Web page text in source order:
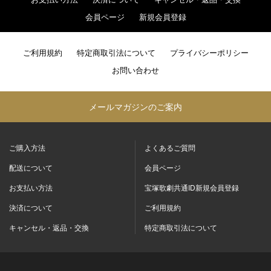
会員ページ 新規会員登録
ご利用規約 特定商取引法について プライバシーポリシー
お問い合わせ
メールマガジンのご案内
ご購入方法
配送について
お支払い方法
決済について
キャンセル・返品・交換
よくあるご質問
会員ページ
宝塚歌劇共通ID新規会員登録
ご利用規約
特定商取引法について